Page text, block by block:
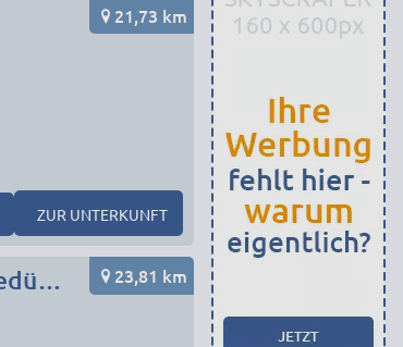
21,73 km
ZUR UNTERKUNFT
Monteurunterkunft in München Umgebung nach Wunsch / Bedürfnis 23,81 km